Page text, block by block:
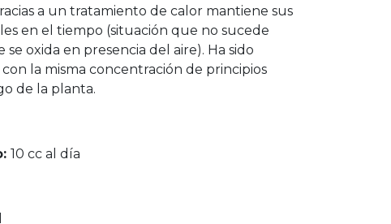
a un tratamiento de calor mantiene sus
en el tiempo (situación que no sucede
oxida en presencia del aire). Ha sido
la misma concentración de principios
de la planta.
10 cc al día